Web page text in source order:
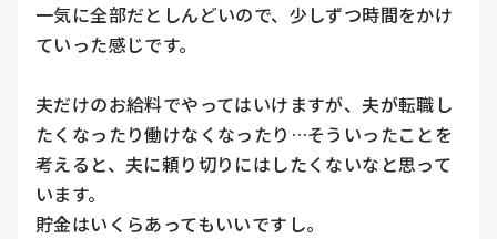
一気に全部だとしんどいので、少しずつ時間をかけ
ていった感じです。
夫だけのお給料でやってはいけますが、夫が転職し
たくなったり働けなくなったり…そういったことを
考えると、夫に頼り切りにはしたくないなと思って
います。
貯金はいくらあってもいいですし。